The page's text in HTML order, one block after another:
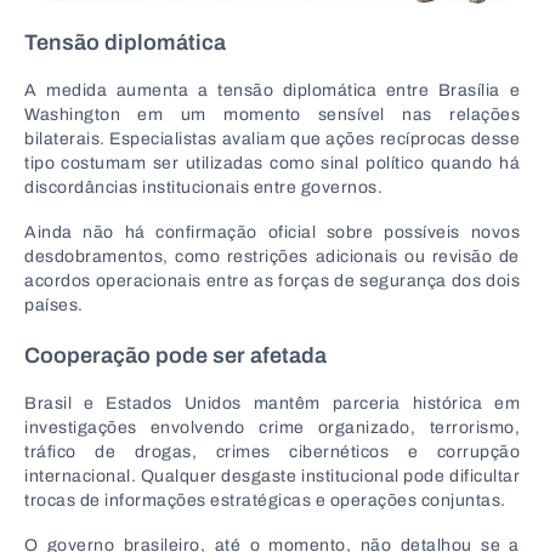
Tensão diplomática
A medida aumenta a tensão diplomática entre Brasília e
Washington em um momento sensível nas relações
bilaterais. Especialistas avaliam que ações recíprocas desse
tipo costumam ser utilizadas como sinal político quando há
discordâncias institucionais entre governos.
Ainda não há confirmação oficial sobre possíveis novos
desdobramentos, como restrições adicionais ou revisão de
acordos operacionais entre as forças de segurança dos dois
países.
Cooperação pode ser afetada
Brasil e Estados Unidos mantêm parceria histórica em
investigações envolvendo crime organizado, terrorismo,
tráfico de drogas, crimes cibernéticos e corrupção
internacional. Qualquer desgaste institucional pode dificultar
trocas de informações estratégicas e operações conjuntas.
O governo brasileiro, até o momento, não detalhou se a